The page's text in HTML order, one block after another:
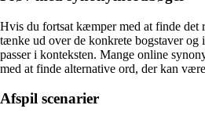
Hvis du fortsat kæmper med at finde det
tænke ud over de konkrete bogstaver og
passer i konteksten. Mange online
med at finde alternative ord, der kan
Afspil scenarier